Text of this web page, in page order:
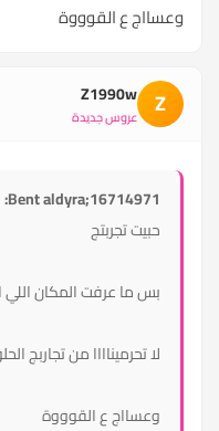
وعسااج ع القوووة
Z
Z1990w
عروس جديدة
Bent aldyra;16714971:
حبيت تجربتج
بس ما عرفت المكان اللي
لا تحرميناااا من تجاربج
وعسااج ع القوووة